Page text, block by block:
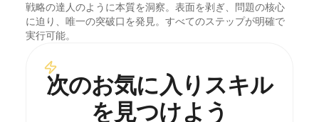
更新情報
戦略の達人のように本質を洞察。表面を剥ぎ、問題の核心
に迫り、唯一の突破口を発見。すべてのステップが明確で
実行可能。
次のお気に入りスキル
を見つけよう